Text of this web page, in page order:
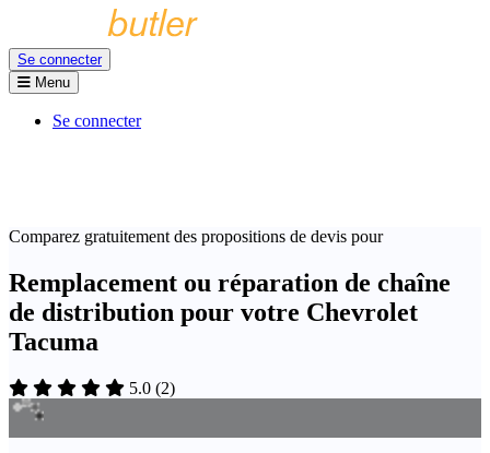
Se connecter
Menu
Se connecter
Comparez gratuitement des propositions de devis pour
Remplacement ou réparation de chaîne
de distribution pour votre Chevrolet
Tacuma
5.0 (2)